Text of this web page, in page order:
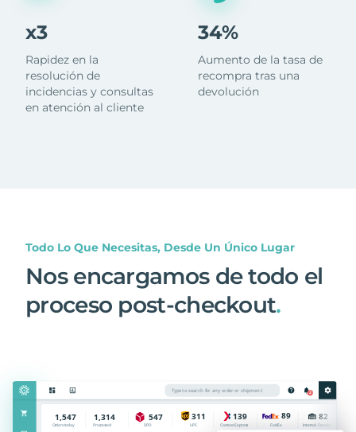
x3
Rapidez en la
resolución de
incidencias y consultas
en atención al cliente
34%
Aumento de la tasa de
recompra tras una
devolución
Todo Lo Que Necesitas, Desde Un Único Lugar
Nos encargamos de todo el
proceso post-checkout.